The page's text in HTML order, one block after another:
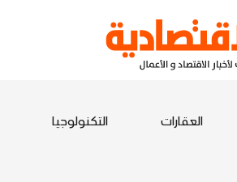
العقارات التكنولوجيا